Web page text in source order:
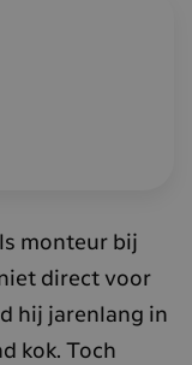
monteur bij
direct voor
hij jarenlang in
kok. Toch